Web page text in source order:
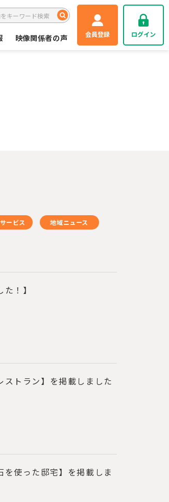
映像関係者の声 会員登録 ログイン
ービス
地域ニュース
！】
トラン】を掲載しました
使った邸宅】を掲載しま